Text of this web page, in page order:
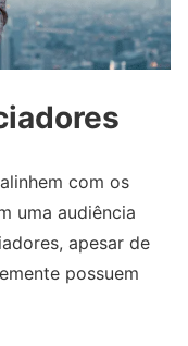
com os
uma audiência
apesar de
possuem